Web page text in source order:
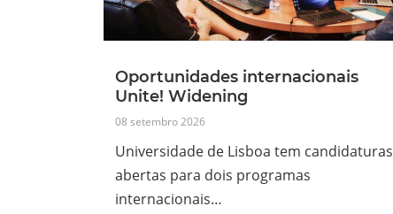
Oportunidades internacionais
Unite! Widening
08 setembro 2026
Universidade de Lisboa tem candidaturas
abertas para dois programas
internacionais…